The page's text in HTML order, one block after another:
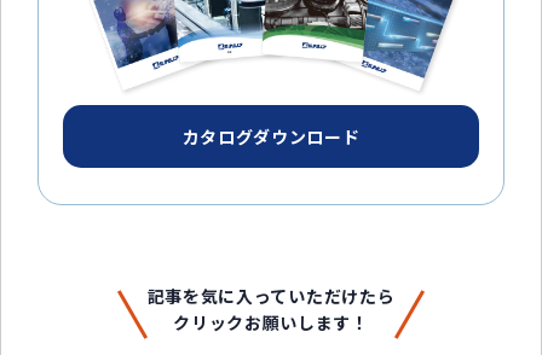
カタログダウンロード
記事を気に入っていただけたら
クリックお願いします！